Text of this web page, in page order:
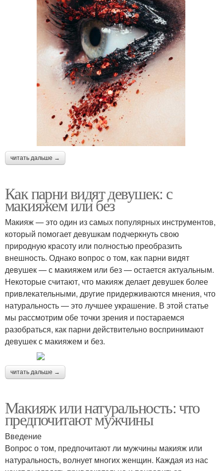
читать дальше →
Как парни видят девушек: с
макияжем или без
Макияж — это один из самых популярных инструментов,
который помогает девушкам подчеркнуть свою
природную красоту или полностью преобразить
внешность. Однако вопрос о том, как парни видят
девушек — с макияжем или без — остается актуальным.
Некоторые считают, что макияж делает девушек более
привлекательными, другие придерживаются мнения, что
натуральность — это лучшее украшение. В этой статье
мы рассмотрим обе точки зрения и постараемся
разобраться, как парни действительно воспринимают
девушек с макияжем и без.
читать дальше →
Макияж или натуральность: что
предпочитают мужчины
Введение
Вопрос о том, предпочитают ли мужчины макияж или
натуральность, волнует многих женщин. Каждая из нас